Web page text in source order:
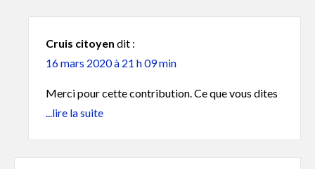
Cruis citoyen dit :
16 mars 2020 à 21 h 09 min
Merci pour cette contribution. Ce que vous dites
est vrai, en particulier sur le bas du chemin du Jas
...lire la suite